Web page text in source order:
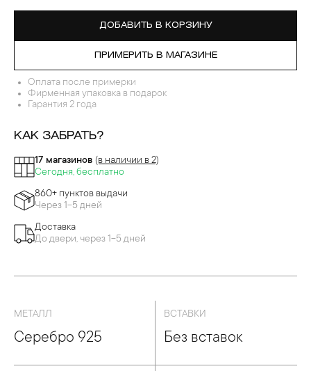
ДОБАВИТЬ В КОРЗИНУ
ПРИМЕРИТЬ В МАГАЗИНЕ
Оплата после примерки
Фирменная упаковка в подарок
Гарантия 2 года
КАК ЗАБРАТЬ?
17 магазинов (в наличии в 2)
Сегодня, бесплатно
860+ пунктов выдачи
Через 1-5 дней
Доставка
До двери, через 1-5 дней
МЕТАЛЛ
Серебро 925
ВСТАВКИ
Без вставок